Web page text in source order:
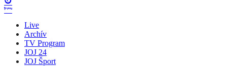
Live
Archív
TV Program
JOJ 24
JOJ Šport